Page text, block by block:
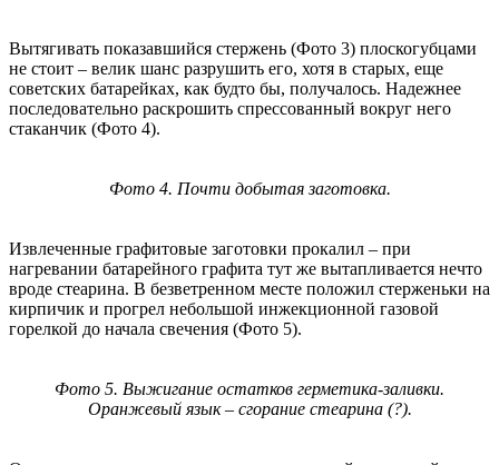
Вытягивать показавшийся стержень (Фото 3) плоскогубцами
не стоит – велик шанс разрушить его, хотя в старых, еще
советских батарейках, как будто бы, получалось. Надежнее
последовательно раскрошить спрессованный вокруг него
стаканчик (Фото 4).
Фото 4. Почти добытая заготовка.
Извлеченные графитовые заготовки прокалил – при
нагревании батарейного графита тут же вытапливается нечто
вроде стеарина. В безветренном месте положил стерженьки на
кирпичик и прогрел небольшой инжекционной газовой
горелкой до начала свечения (Фото 5).
Фото 5. Выжигание остатков герметика-заливки.
Оранжевый язык – сгорание стеарина (?).